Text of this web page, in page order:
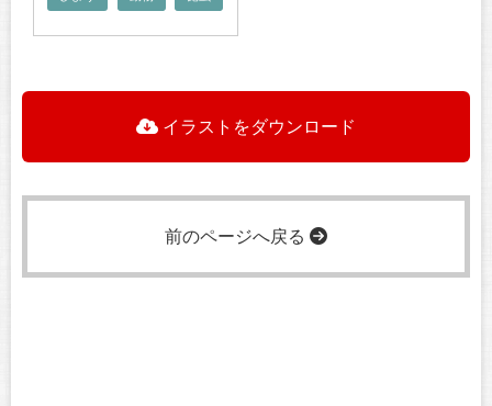
イラストをダウンロード
前のページへ戻る